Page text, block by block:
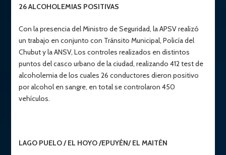
26 ALCOHOLEMIAS POSITIVAS
Con la presencia del Ministro de Seguridad, la APSV realizó
un trabajo en conjunto con Tránsito Municipal, Policía del
Chubut y la ANSV, Los controles realizados en distintos
puntos del casco urbano de la ciudad, realizando 412 test de
alcoholemia de los cuales 26 conductores dieron positivo
por alcohol en sangre, en total se controlaron 450
vehículos.
LAGO PUELO / EL HOYO /EPUYÉN/ EL MAITÉN